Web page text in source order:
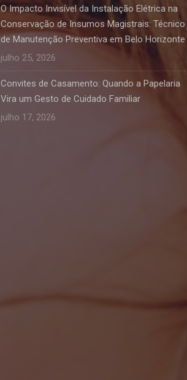
O Impacto Invisível da Instalação Elétrica na
Conservação de Insumos Magistrais: Técnico
de Manutenção Preventiva em Belo Horizonte
julho 25, 2026
Convites de Casamento: Quando a Papelaria
Vira um Gesto de Cuidado Familiar
julho 17, 2026